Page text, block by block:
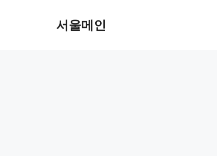
서울메인